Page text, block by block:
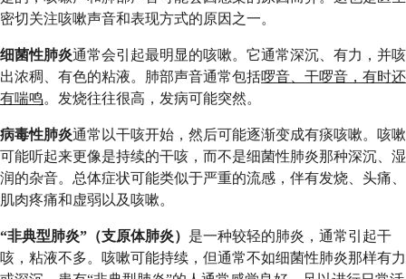
密切关注咳嗽声音和表现方式的原因之一。
细菌性肺炎通常会引起最明显的咳嗽。它通常深沉、有力，并咳
出浓稠、有色的粘液。肺部声音通常包括啰音、干啰音，有时还
有喘鸣。发烧往往很高，发病可能突然。
病毒性肺炎通常以干咳开始，然后可能逐渐变成有痰咳嗽。咳嗽
可能听起来更像是持续的干咳，而不是细菌性肺炎那种深沉、湿
润的杂音。总体症状可能类似于严重的流感，伴有发烧、头痛、
肌肉疼痛和虚弱以及咳嗽。
“非典型肺炎”（支原体肺炎） 是一种较轻的肺炎，通常引起干
咳，粘液不多。咳嗽可能持续，但通常不如细菌性肺炎那样有力